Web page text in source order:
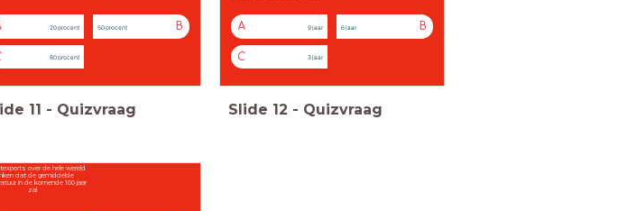
20 procent B
50 procent
80 procent
11 - Quizvraag
A 9 jaar B
6 jaar
C 3 jaar
Slide 12 - Quizvraag
over de hele wereld
dat de gemiddelde
in de komende 100 jaar
zal